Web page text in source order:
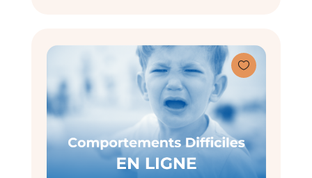
